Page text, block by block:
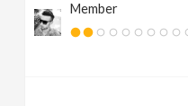
Member